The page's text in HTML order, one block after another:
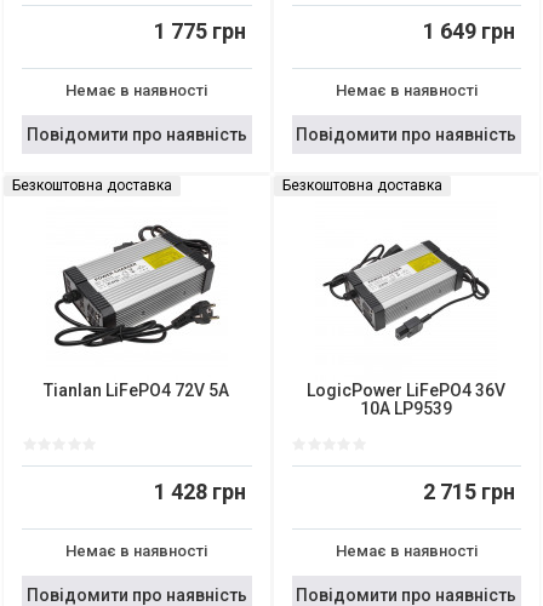
1 775 грн
Немає в наявності
Повідомити про наявність
1 649 грн
Немає в наявності
Повідомити про наявність
Безкоштовна доставка
Tianlan LiFePO4 72V 5A
1 428 грн
Немає в наявності
Повідомити про наявність
Безкоштовна доставка
LogicPower LiFePO4 36V
10A LP9539
2 715 грн
Немає в наявності
Повідомити про наявність